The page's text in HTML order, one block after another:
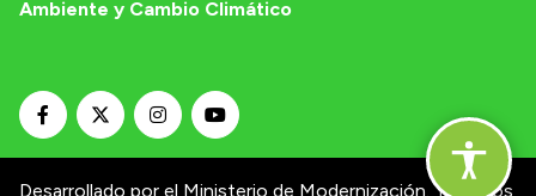
Ambiente y Cambio Climático
Desarrollado por el Ministerio de Modernización. Términos